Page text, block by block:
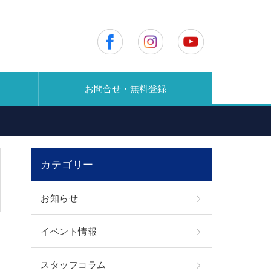
お問合せ・無料登録
カテゴリー
お知らせ
イベント情報
スタッフコラム